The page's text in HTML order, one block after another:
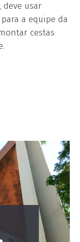
deve usar
a equipe da
cestas